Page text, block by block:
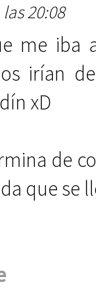
20:08
me
irían
xD
de
que se